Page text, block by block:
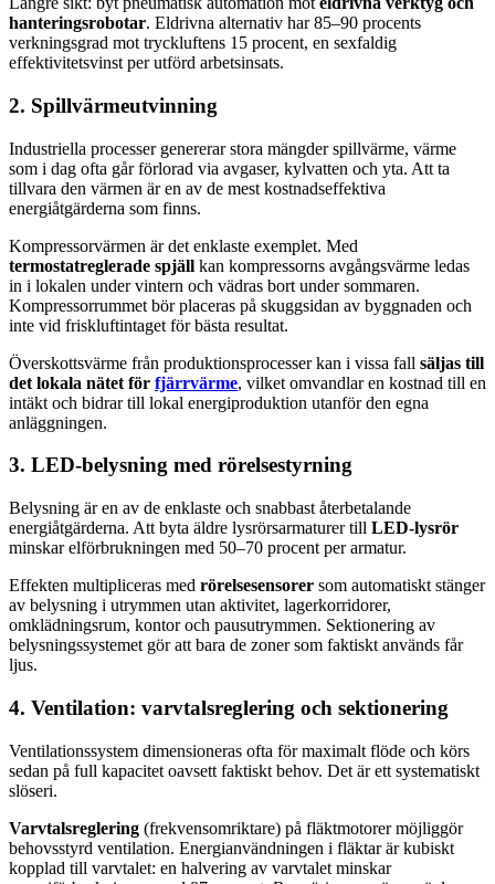
hanteringsrobotar. Eldrivna alternativ har 85–90 procents
verkningsgrad mot tryckluftens 15 procent, en sexfaldig
effektivitetsvinst per utförd arbetsinsats.
2. Spillvärmeutvinning
Industriella processer genererar stora mängder spillvärme, värme
som i dag ofta går förlorad via avgaser, kylvatten och yta. Att ta
tillvara den värmen är en av de mest kostnadseffektiva
energiåtgärderna som finns.
Kompressorvärmen är det enklaste exemplet. Med
termostatreglerade spjäll kan kompressorns avgångsvärme ledas
in i lokalen under vintern och vädras bort under sommaren.
Kompressorrummet bör placeras på skuggsidan av byggnaden och
inte vid friskluftintaget för bästa resultat.
Överskottsvärme från produktionsprocesser kan i vissa fall säljas till
det lokala nätet för fjärrvärme, vilket omvandlar en kostnad till en
intäkt och bidrar till lokal energiproduktion utanför den egna
anläggningen.
3. LED-belysning med rörelsestyrning
Belysning är en av de enklaste och snabbast återbetalande
energiåtgärderna. Att byta äldre lysrörsarmaturer till LED-lysrör
minskar elförbrukningen med 50–70 procent per armatur.
Effekten multipliceras med rörelsesensorer som automatiskt stänger
av belysning i utrymmen utan aktivitet, lagerkorridorer,
omklädningsrum, kontor och pausutrymmen. Sektionering av
belysningssystemet gör att bara de zoner som faktiskt används får
ljus.
4. Ventilation: varvtalsreglering och sektionering
Ventilationssystem dimensioneras ofta för maximalt flöde och körs
sedan på full kapacitet oavsett faktiskt behov. Det är ett systematiskt
slöseri.
Varvtalsreglering (frekvensomriktare) på fläktmotorer möjliggör
behovsstyrd ventilation. Energianvändningen i fläktar är kubiskt
kopplad till varvtalet: en halvering av varvtalet minskar